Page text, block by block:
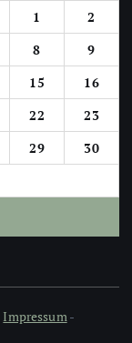
1
2
8
9
15
16
22
23
29
30
Impressum-